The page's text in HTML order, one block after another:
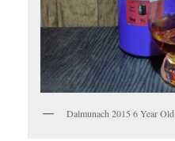
Dalmunach 2015 6 Year Old